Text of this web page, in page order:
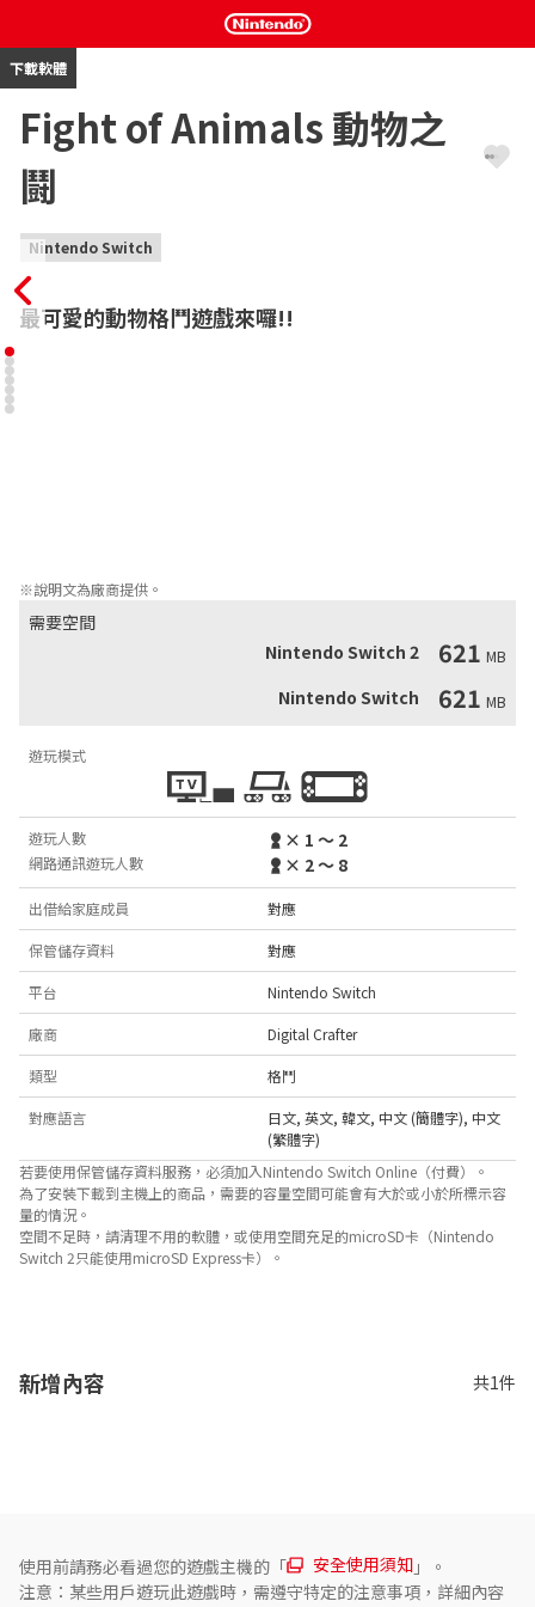
下載軟體
Fight of Animals 動物之
鬪
Nintendo Switch
最可愛的動物格鬥遊戲來囉!!
※說明文為廠商提供。
需要空間
Nintendo Switch 2
621 MB
Nintendo Switch 621 MB
遊玩模式
遊玩人數 × 1 ～ 2
網路通訊遊玩人數 × 2 ～ 8
出借給家庭成員 對應
保管儲存資料 對應
平台 Nintendo Switch
廠商 Digital Crafter
類型 格鬥
對應語言 日文, 英文, 韓文, 中文 (簡體字), 中文
(繁體字)
若要使用保管儲存資料服務，必須加入Nintendo Switch Online（付費）。
為了安裝下載到主機上的商品，需要的容量空間可能會有大於或小於所標示容
量的情況。
空間不足時，請清理不用的軟體，或使用空間充足的microSD卡（Nintendo
Switch 2只能使用microSD Express卡）。
新增內容 共1件
使用前請務必看過您的遊戲主機的「 安全使用須知 」。
注意：某些用戶遊玩此遊戲時，需遵守特定的注意事項，詳細內容